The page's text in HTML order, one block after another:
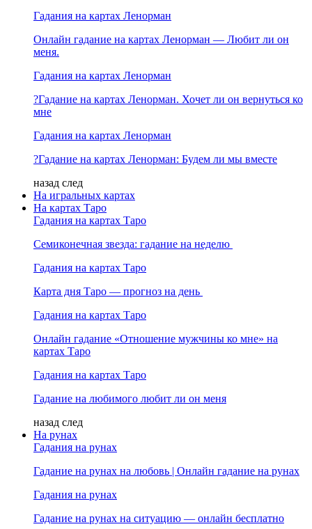
Гадания на картах Ленорман
Онлайн гадание на картах Ленорман — Любит ли он
меня.
Гадания на картах Ленорман
?Гадание на картах Ленорман. Хочет ли он вернуться ко
мне
Гадания на картах Ленорман
?Гадание на картах Ленорман: Будем ли мы вместе
назад след
На игральных картах
На картах Таро
Гадания на картах Таро
Семиконечная звезда: гадание на неделю
Гадания на картах Таро
Карта дня Таро — прогноз на день
Гадания на картах Таро
Онлайн гадание «Отношение мужчины ко мне» на
картах Таро
Гадания на картах Таро
Гадание на любимого любит ли он меня
назад след
На рунах
Гадания на рунах
Гадание на рунах на любовь | Онлайн гадание на рунах
Гадания на рунах
Гадание на рунах на ситуацию — онлайн бесплатно